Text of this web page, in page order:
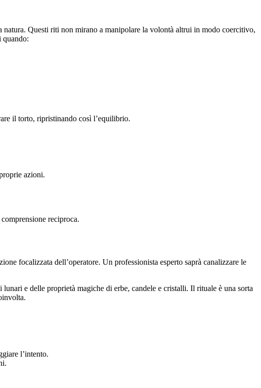
natura. Questi riti non mirano a manipolare la volontà altrui in modo coercitivo,
quando:
il torto, ripristinando così l’equilibrio.
azioni.
reciproca.
focalizzata dell’operatore. Un professionista esperto saprà canalizzare le
e delle proprietà magiche di erbe, candele e cristalli. Il rituale è una sorta
l’intento.